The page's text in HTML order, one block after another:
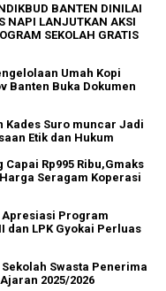
BANTEN DINILAI
NAPI LANJUTKAN AKSI
SEKOLAH GRATIS
Umah Kopi
Banten Buka Dokumen
Kades Suro muncar Jadi
Etik dan Hukum
Rp995 Ribu,Gmaks
Seragam Koperasi
Apresiasi Program
dan LPK Gyokai Perluas
Swasta Penerima
2025/2026